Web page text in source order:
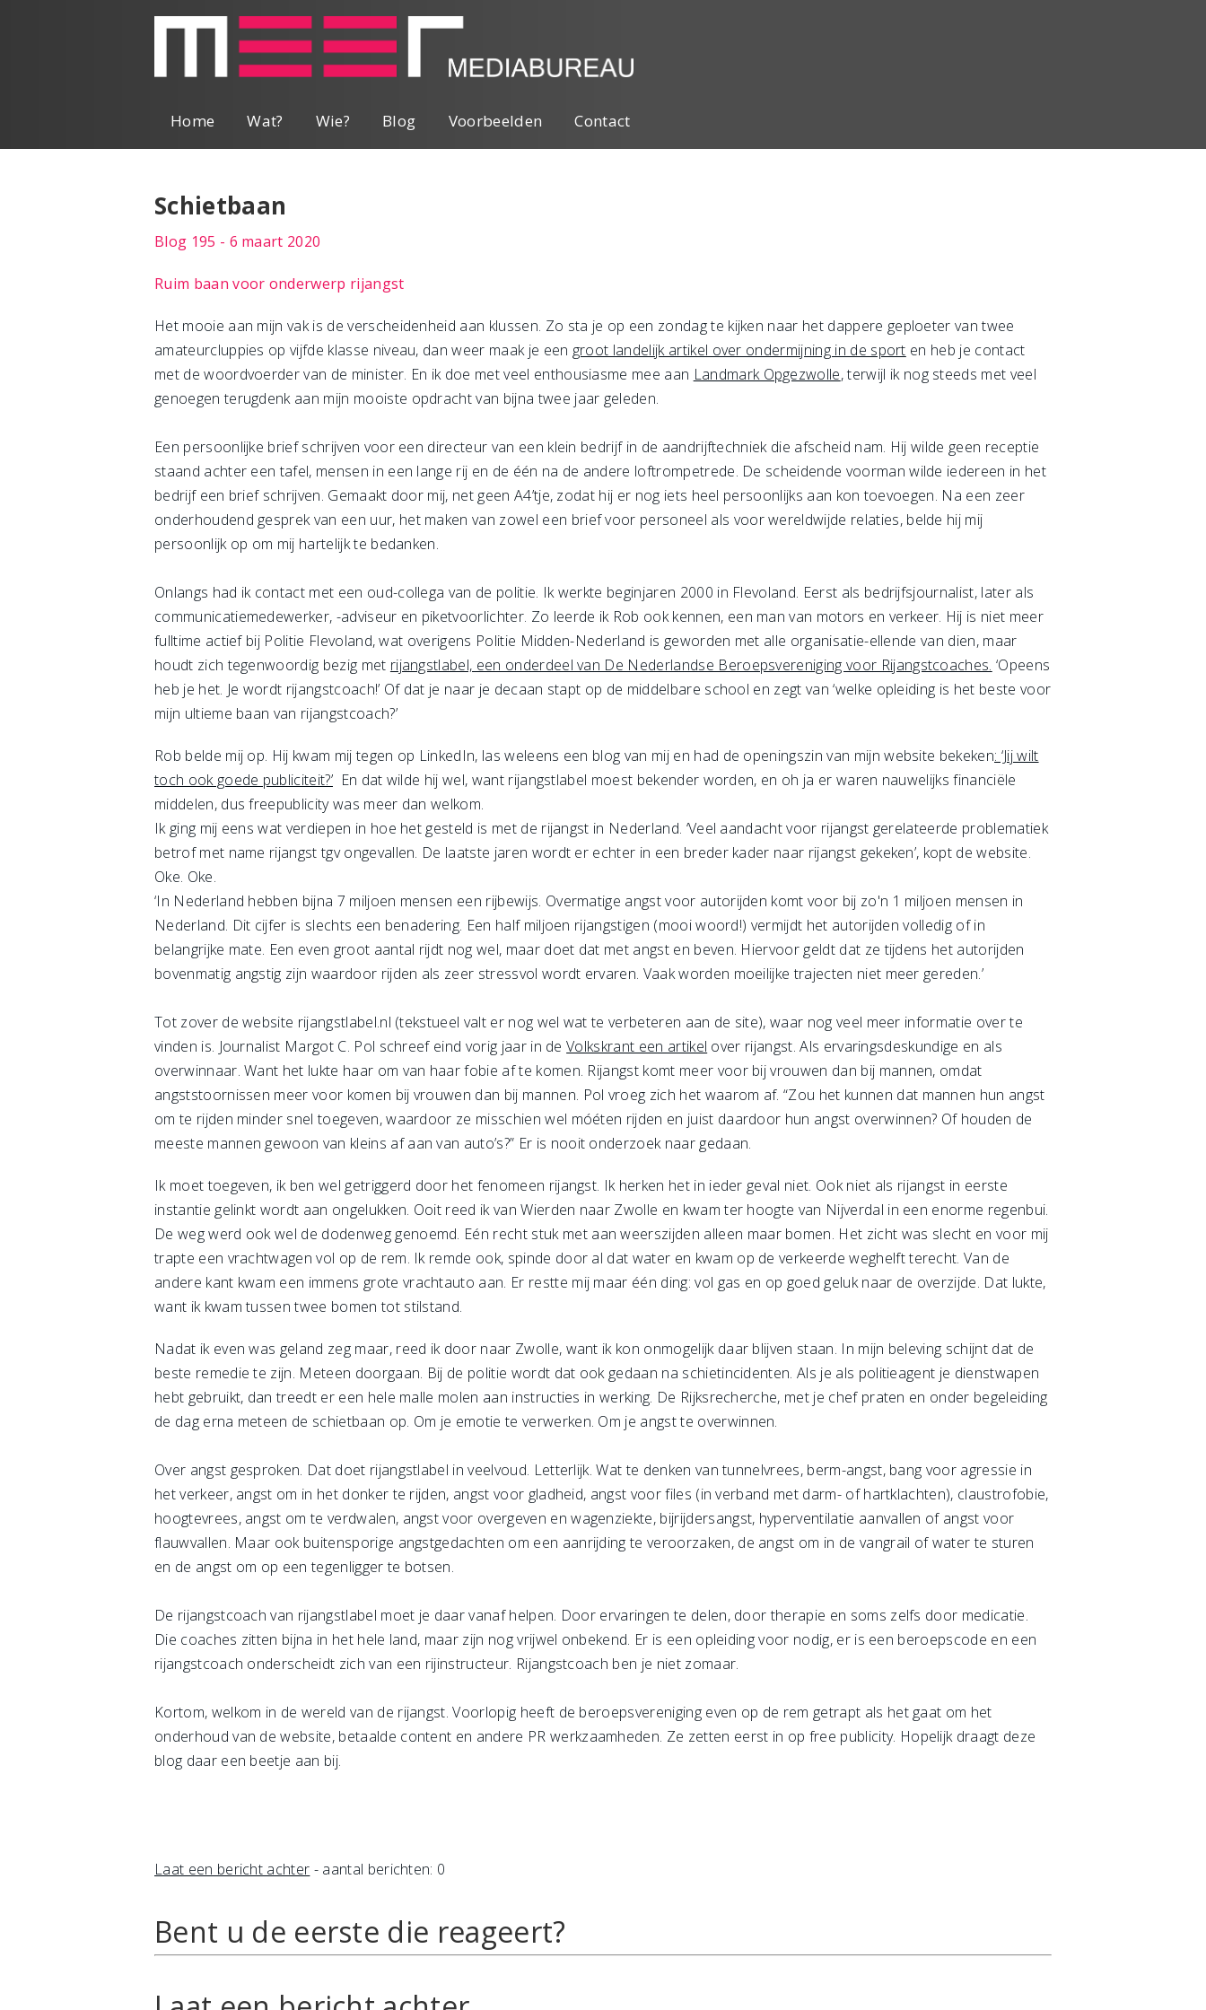
Home Wat? Wie? Blog Voorbeelden Contact
Schietbaan
Blog 195 - 6 maart 2020
Ruim baan voor onderwerp rijangst
Het mooie aan mijn vak is de verscheidenheid aan klussen. Zo sta je op een zondag te kijken naar het dappere geploeter van twee
amateurcluppies op vijfde klasse niveau, dan weer maak je een groot landelijk artikel over ondermijning in de sport en heb je contact
met de woordvoerder van de minister. En ik doe met veel enthousiasme mee aan Landmark Opgezwolle, terwijl ik nog steeds met veel
genoegen terugdenk aan mijn mooiste opdracht van bijna twee jaar geleden.
Een persoonlijke brief schrijven voor een directeur van een klein bedrijf in de aandrijftechniek die afscheid nam. Hij wilde geen receptie
staand achter een tafel, mensen in een lange rij en de één na de andere loftrompetrede. De scheidende voorman wilde iedereen in het
bedrijf een brief schrijven. Gemaakt door mij, net geen A4’tje, zodat hij er nog iets heel persoonlijks aan kon toevoegen. Na een zeer
onderhoudend gesprek van een uur, het maken van zowel een brief voor personeel als voor wereldwijde relaties, belde hij mij
persoonlijk op om mij hartelijk te bedanken.
Onlangs had ik contact met een oud-collega van de politie. Ik werkte beginjaren 2000 in Flevoland. Eerst als bedrijfsjournalist, later als
communicatiemedewerker, -adviseur en piketvoorlichter. Zo leerde ik Rob ook kennen, een man van motors en verkeer. Hij is niet meer
fulltime actief bij Politie Flevoland, wat overigens Politie Midden-Nederland is geworden met alle organisatie-ellende van dien, maar
houdt zich tegenwoordig bezig met rijangstlabel, een onderdeel van De Nederlandse Beroepsvereniging voor Rijangstcoaches. ‘Opeens
heb je het. Je wordt rijangstcoach!’ Of dat je naar je decaan stapt op de middelbare school en zegt van ‘welke opleiding is het beste voor
mijn ultieme baan van rijangstcoach?’
Rob belde mij op. Hij kwam mij tegen op LinkedIn, las weleens een blog van mij en had de openingszin van mijn website bekeken: ‘Jij wilt
toch ook goede publiciteit?’En dat wilde hij wel, want rijangstlabel moest bekender worden, en oh ja er waren nauwelijks financiële
middelen, dus freepublicity was meer dan welkom.
Ik ging mij eens wat verdiepen in hoe het gesteld is met de rijangst in Nederland. ‘Veel aandacht voor rijangst gerelateerde problematiek
betrof met name rijangst tgv ongevallen. De laatste jaren wordt er echter in een breder kader naar rijangst gekeken’, kopt de website.
Oke. Oke.
‘In Nederland hebben bijna 7 miljoen mensen een rijbewijs. Overmatige angst voor autorijden komt voor bij zo'n 1 miljoen mensen in
Nederland. Dit cijfer is slechts een benadering. Een half miljoen rijangstigen (mooi woord!) vermijdt het autorijden volledig of in
belangrijke mate. Een even groot aantal rijdt nog wel, maar doet dat met angst en beven. Hiervoor geldt dat ze tijdens het autorijden
bovenmatig angstig zijn waardoor rijden als zeer stressvol wordt ervaren. Vaak worden moeilijke trajecten niet meer gereden.’
Tot zover de website rijangstlabel.nl (tekstueel valt er nog wel wat te verbeteren aan de site), waar nog veel meer informatie over te
vinden is. Journalist Margot C. Pol schreef eind vorig jaar in deVolkskrant een artikel over rijangst. Als ervaringsdeskundige en als
overwinnaar. Want het lukte haar om van haar fobie af te komen. Rijangst komt meer voor bij vrouwen dan bij mannen, omdat
angststoornissen meer voor komen bij vrouwen dan bij mannen. Pol vroeg zich het waarom af. “Zou het kunnen dat mannen hun angst
om te rijden minder snel toegeven, waardoor ze misschien wel móéten rijden en juist daardoor hun angst overwinnen? Of houden de
meeste mannen gewoon van kleins af aan van auto’s?” Er is nooit onderzoek naar gedaan.
Ik moet toegeven, ik ben wel getriggerd door het fenomeen rijangst. Ik herken het in ieder geval niet. Ook niet als rijangst in eerste
instantie gelinkt wordt aan ongelukken. Ooit reed ik van Wierden naar Zwolle en kwam ter hoogte van Nijverdal in een enorme regenbui.
De weg werd ook wel de dodenweg genoemd. Eén recht stuk met aan weerszijden alleen maar bomen. Het zicht was slecht en voor mij
trapte een vrachtwagen vol op de rem. Ik remde ook, spinde door al dat water en kwam op de verkeerde weghelft terecht. Van de
andere kant kwam een immens grote vrachtauto aan. Er restte mij maar één ding: vol gas en op goed geluk naar de overzijde. Dat lukte,
want ik kwam tussen twee bomen tot stilstand.
Nadat ik even was geland zeg maar, reed ik door naar Zwolle, want ik kon onmogelijk daar blijven staan. In mijn beleving schijnt dat de
beste remedie te zijn. Meteen doorgaan. Bij de politie wordt dat ook gedaan na schietincidenten. Als je als politieagent je dienstwapen
hebt gebruikt, dan treedt er een hele malle molen aan instructies in werking. De Rijksrecherche, met je chef praten en onder begeleiding
de dag erna meteen de schietbaan op. Om je emotie te verwerken. Om je angst te overwinnen.
Over angst gesproken. Dat doet rijangstlabel in veelvoud. Letterlijk. Wat te denken van tunnelvrees, berm-angst, bang voor agressie in
het verkeer, angst om in het donker te rijden, angst voor gladheid, angst voor files (in verband met darm- of hartklachten), claustrofobie,
hoogtevrees, angst om te verdwalen, angst voor overgeven en wagenziekte, bijrijdersangst, hyperventilatie aanvallen of angst voor
flauwvallen. Maar ook buitensporige angstgedachten om een aanrijding te veroorzaken, de angst om in de vangrail of water te sturen
en de angst om op een tegenligger te botsen.
De rijangstcoach van rijangstlabel moet je daar vanaf helpen. Door ervaringen te delen, door therapie en soms zelfs door medicatie.
Die coaches zitten bijna in het hele land, maar zijn nog vrijwel onbekend. Er is een opleiding voor nodig, er is een beroepscode en een
rijangstcoach onderscheidt zich van een rijinstructeur. Rijangstcoach ben je niet zomaar.
Kortom, welkom in de wereld van de rijangst. Voorlopig heeft de beroepsvereniging even op de rem getrapt als het gaat om het
onderhoud van de website, betaalde content en andere PR werkzaamheden. Ze zetten eerst in op free publicity. Hopelijk draagt deze
blog daar een beetje aan bij.
Laat een bericht achter - aantal berichten: 0
Bent u de eerste die reageert?